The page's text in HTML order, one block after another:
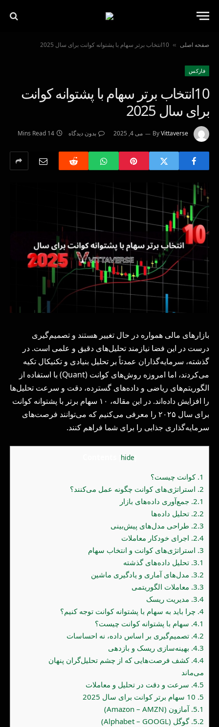
صفحه اصلی » 10انتخاب برتر سهام با پشتوانه کوانت برای سال 2025
فاركس
10انتخاب برتر سهام با پشتوانه کوانت
برای سال 2025
ByVittaverse می 4, 2025 بدون دیدگاه 14 Mins Read
بازارهای مالی همواره در حال تغییر هستند و تصمیم‌گیری
درست در این فضا نیازمند تحلیل‌های دقیق و علمی است. در
گذشته، سرمایه‌گذاران عمدتاً بر تحلیل بنیادی و تکنیکال تکیه
می‌کردند، اما امروزه روش‌های کوانت (Quant) با استفاده از
الگوریتم‌های ریاضی و داده‌های گسترده، دقت و سرعت تحلیل‌ها
را افزایش داده‌اند. در این مقاله، ۱۰ سهام برتر با پشتوانه کوانت
برای سال ۲۰۲۵ را معرفی می‌کنیم که می‌توانند فرصت‌های
سرمایه‌گذاری جذابی را برای شما فراهم کنند.
hide
1. کوانت چیست؟
2. استراتژی‌های کوانت چگونه عمل می‌کنند؟
2.1. جمع‌آوری داده‌های بازار
2.2. تحلیل داده‌ها
2.3. طراحی مدل‌های پیش‌بینی
2.4. اجرای خودکار معاملات
3. استراتژی‌های کوانت و انتخاب سهام
3.1. تحلیل داده‌های گذشته
3.2. مدل‌های آماری و یادگیری ماشین
3.3. معاملات الگوریتمی
3.4. مدیریت ریسک
4. چرا باید به سهام با پشتوانه کوانت توجه کنیم؟
4.1. سهام با پشتوانه کوانت چیست؟
4.2. تصمیم‌گیری بر اساس داده، نه احساسات
4.3. بهینه‌سازی ریسک و بازدهی
4.4. کشف فرصت‌هایی که از چشم تحلیل‌گران پنهان
می‌ماند
4.5. سرعت و دقت در تحلیل و معاملات
5.
5.1. آمازون (Amazon – AMZN)
5.2. گوگل (Alphabet – GOOGL)